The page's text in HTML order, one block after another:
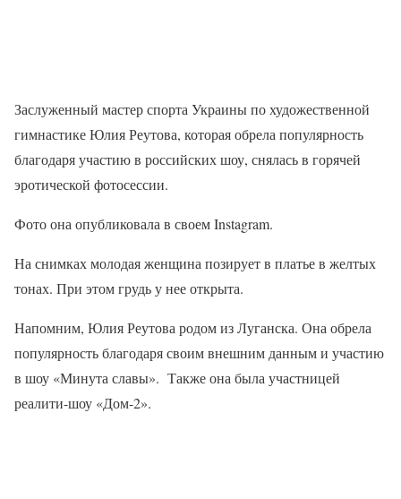
Заслуженный мастер спорта Украины по художественной
гимнастике Юлия Реутова, которая обрела популярность
благодаря участию в российских шоу, снялась в горячей
эротической фотосессии.
Фото она опубликовала в своем Instagram.
На снимках молодая женщина позирует в платье в желтых
тонах. При этом грудь у нее открыта.
Напомним, Юлия Реутова родом из Луганска. Она обрела
популярность благодаря своим внешним данным и участию
в шоу «Минута славы». Также она была участницей
реалити-шоу «Дом-2».